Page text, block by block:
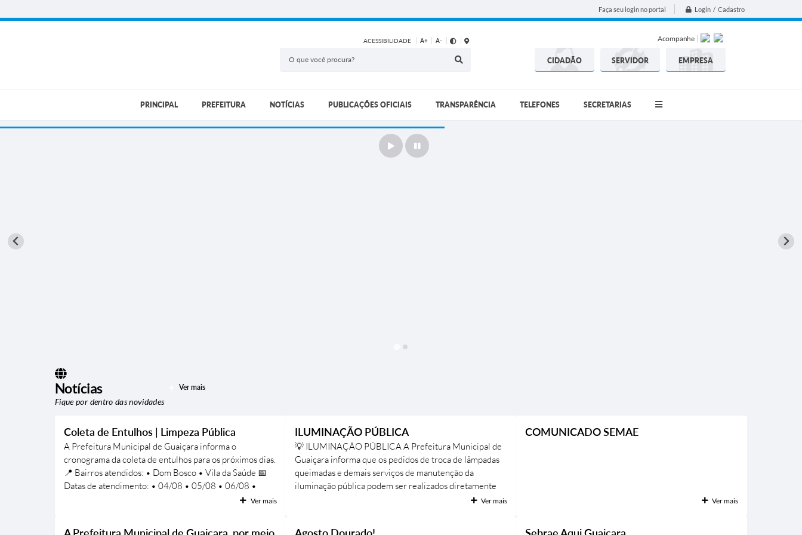
Faça seu login no portal Login / Cadastro
ACESSIBILIDADE A+ A- Acompanhe
CIDADÃO SERVIDOR EMPRESA
PRINCIPAL PREFEITURA NOTÍCIAS PUBLICAÇÕES OFICIAIS TRANSPARÊNCIA TELEFONES SECRETARIAS
Notícias
Fique por dentro das novidades
Ver mais
Coleta de Entulhos | Limpeza Pública
A Prefeitura Municipal de Guaiçara informa o
cronograma da coleta de entulhos para os próximos dias.
📍 Bairros atendidos: • Dom Bosco • Vila da Saúde 📅
Datas de atendimento: • 04/08 • 05/08 • 06/08 •
07/08 • 10/08 ⚠️ Importante: Coloque os materiaisVer mais
ILUMINAÇÃO PÚBLICA
💡 ILUMINAÇÃO PÚBLICA A Prefeitura Municipal de
Guaiçara informa que os pedidos de troca de lâmpadas
queimadas e demais serviços de manutenção da
iluminação pública podem ser realizados diretamente
pelos canais de atendimento da CPFL. 📞 0800 010Ver mais
COMUNICADO SEMAE
Ver mais